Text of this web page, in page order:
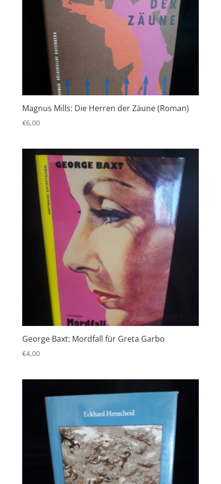
Magnus Mills: Die Herren der Zäune (Roman)
€6,00
George Baxt: Mordfall für Greta Garbo
€4,00